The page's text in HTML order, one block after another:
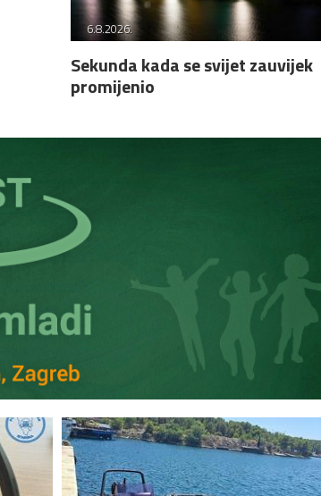
6.8.2026.
Sekunda kada se svijet zauvijek
promijenio